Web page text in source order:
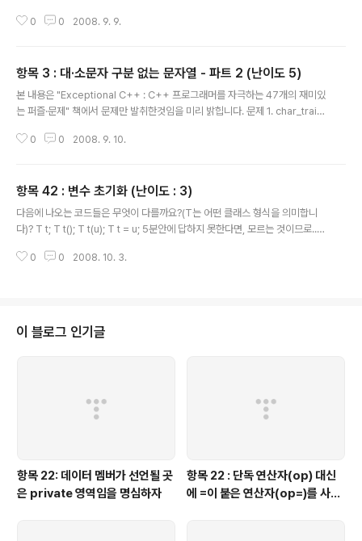
된 stricmp()처럼 일반적인 방법으로 대 · 소문자 구분 없는 ci_string 클래스
DE" ); // 대소문자를 구분하는 비교 assert( strcmp( s.c_str(), "abCde")
== 0 ); assert( strcmp..
0 0 2008. 9. 9.
항목 3 : 대·소문자 구분 없는 문자열 - 파트 2 (난이도 5)
본 내용은 "Exceptional C++ : C++ 프로그래머를 자극하는 47개의 재미있
는 퍼즐·문제" 책에서 문제만 발취한것임을 미리 밝힙니다. 문제 1. char_traits
컴파일에 실패했나? // 이 코드는 항목 2의 해결책으로 나온 코드 기반의 코드
0 0 2008. 9. 10.
항목 42 : 변수 초기화 (난이도 : 3)
다음에 나오는 코드들은 무엇이 다를까요?(T는 어떤 클래스 형식을 의미합니
다)? T t; T t(); T t(u); T t = u; 5분안에 답하지 못한다면, 모르는 것이므로...
(기본 초기화) 2. 인자가 있는 생성자로 인한 초기화(직접 초기화) 3. 복사 생성
이다. 라고 단정 지었다.(이렇게 사용한적이 없어서..) 하지만 이 코드는 .. T 타
입을 반환하..
0 0 2008. 10. 3.
이 블로그 인기글
항목 22: 데이터 멤버가 선언될 곳
은 private 영역임을 명심하자
항목 22 : 단독 연산자(op) 대신
에 =이 붙은 연산자(op=)를 사용